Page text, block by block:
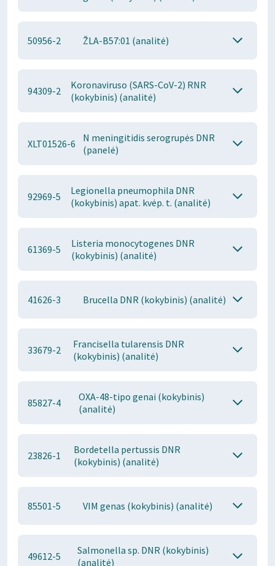
50956-2 ŽLA-B57:01 (analitė)
94309-2
Koronaviruso (SARS-CoV-2) RNR
(kokybinis) (analitė)
XLT01526-6
N meningitidis serogrupės DNR
(panelė)
92969-5
Legionella pneumophila DNR
(kokybinis) apat. kvėp. t. (analitė)
61369-5
Listeria monocytogenes DNR
(kokybinis) (analitė)
41626-3 Brucella DNR (kokybinis) (analitė)
33679-2
Francisella tularensis DNR
(kokybinis) (analitė)
85827-4
OXA-48-tipo genai (kokybinis)
(analitė)
23826-1
Bordetella pertussis DNR
(kokybinis) (analitė)
85501-5 VIM genas (kokybinis) (analitė)
49612-5
Salmonella sp. DNR (kokybinis)
(analitė)